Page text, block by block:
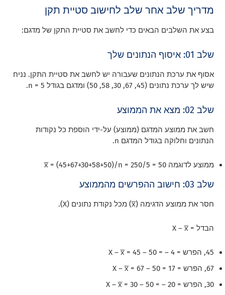
מדריך שלב אחר שלב לחישוב סטיית תקן
בצע את השלבים הבאים כדי לחשב את סטיית התקן של מדגם:
שלב 01: איסוף הנתונים שלך
אסוף את ערכת הנתונים שעבורה יש לחשב את סטיית התקן. נניח
שיש לך ערכת נתונים (45, 67, 30, 58, 50) ומדגם בגודל n = 5.
שלב 02: מצא את הממוצע
חשב את ממוצע המדגם (ממוצע) על-ידי הוספת כל נקודות
הנתונים וחלוקה בגודל המדגם n.
ממוצע לדוגמה x̅ = (45+67+30+58+50)/n = 250/5 = 50
שלב 03: חישוב ההפרשים מהממוצע
חסר את ממוצע הדגימה (x̅) מכל נקודת נתונים (X).
הבדל = X – x̅
45, הפרש = X – x̅ = 45 – 50 = – 4
67, הפרש = X – x̅ = 67 – 50 = 17
30, הפרש = X – x̅ = 30 – 50 = – 20